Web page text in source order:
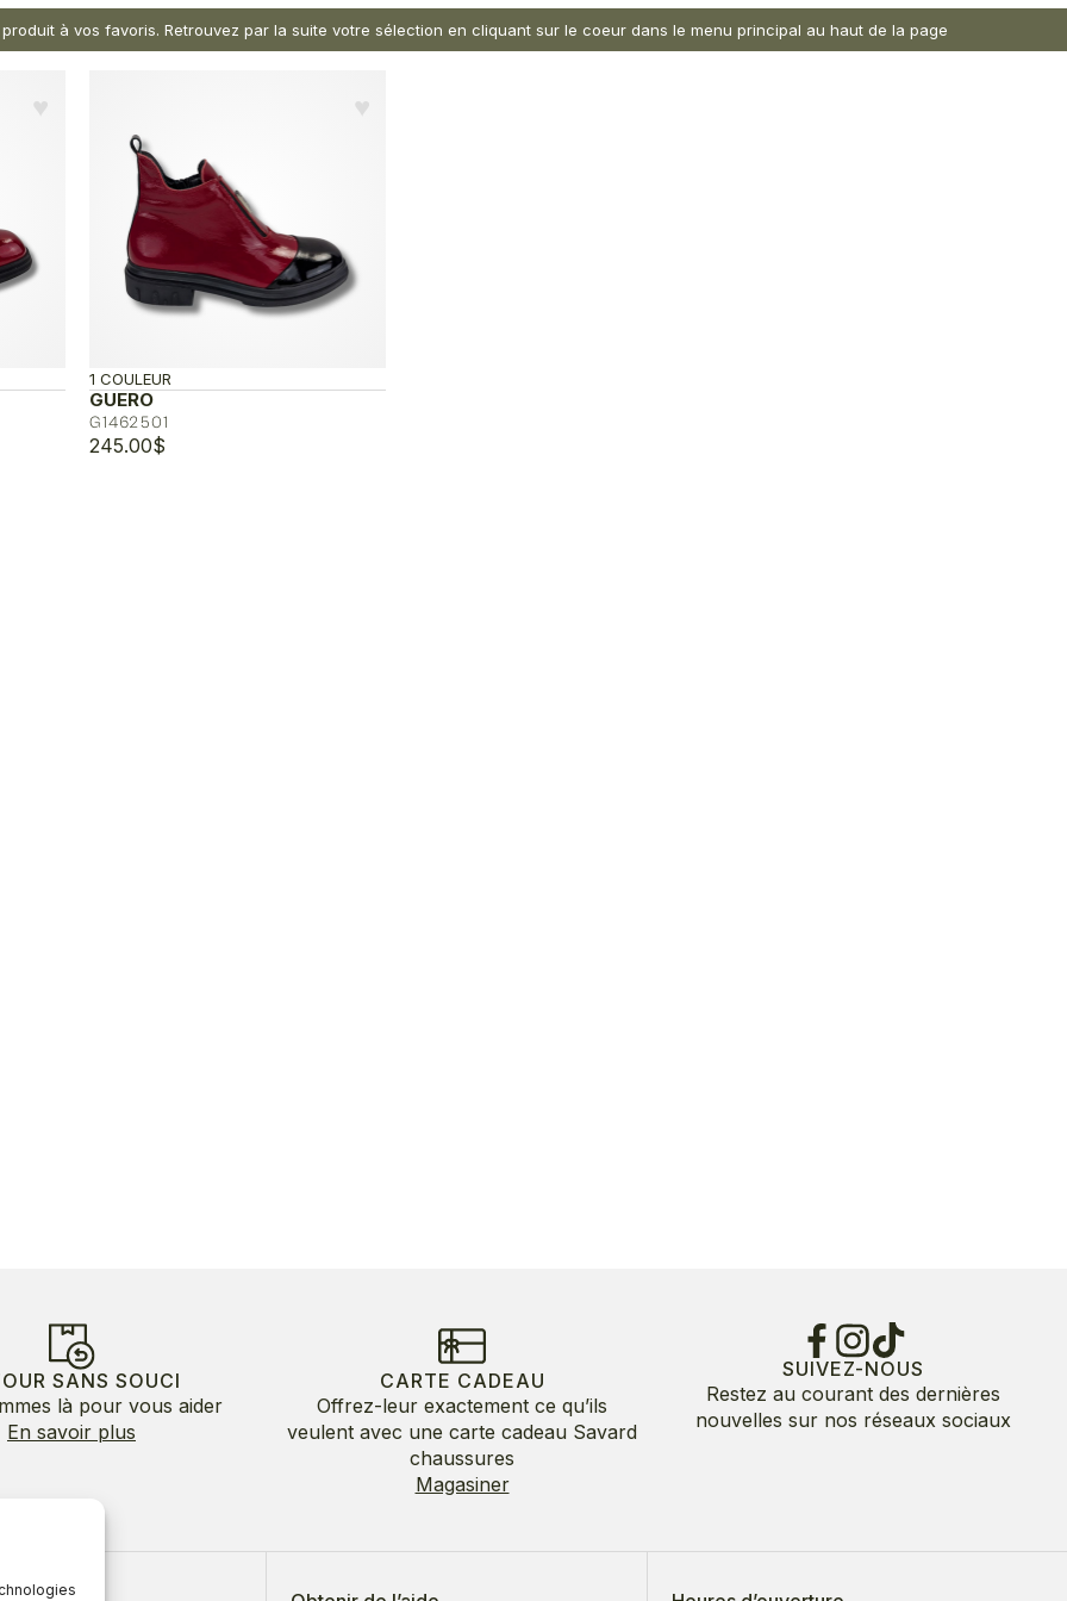
à vos favoris. Retrouvez par la suite votre sélection en cliquant sur le coeur dans le menu principal au haut de la page
♥︎ ♥︎
GUERO
G1462501
1 COULEUR
245.00$
SANS SOUCI
là pour vous aider
En savoir plus
CARTE CADEAU
Offrez-leur exactement ce qu’ils
veulent avec une carte cadeau Savard
chaussures
Magasiner
SUIVEZ-NOUS
Restez au courant des dernières
nouvelles sur nos réseaux sociaux